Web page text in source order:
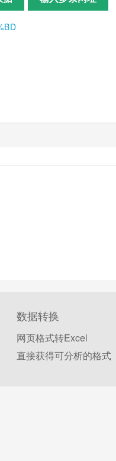
数据转换
网页格式转Excel
直接获得可分析的格式